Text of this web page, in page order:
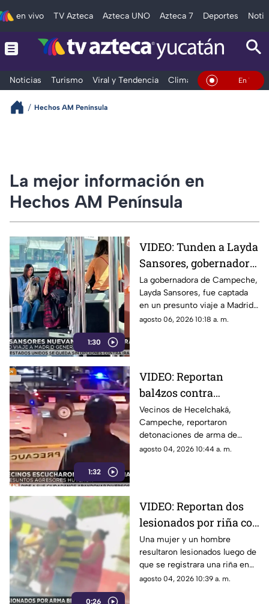
en vivo TV Azteca Azteca UNO Azteca 7 Deportes
Noticias Turismo Viral y Tendencia Clima Deportes En Vivo
Hechos AM Península
La mejor información en
Hechos AM Península
1:30
VIDEO: Tunden a Layda
Sansores, gobernadora
de Campeche, por
presunto viaje a
Madrid
La gobernadora de Campeche,
Layda Sansores, fue captada
en un presunto viaje a Madrid
mientras el estado atraviesa
agosto 06, 2026 10:18 a. m.
1:32
VIDEO: Reportan
bal4zos contra
automóvil en calles de
Hecelchakán,
Campeche
Vecinos de Hecelchaká,
Campeche, reportaron
detonaciones de arma de
fuego en contra de un
agosto 04, 2026 10:44 a. m.
0:26
VIDEO: Reportan dos
lesionados por riña con
4rma blanca en
canchas de Campeche
Una mujer y un hombre
resultaron lesionados luego de
que se registrara una riña en
ciudad Concordia de
agosto 04, 2026 10:39 a. m.